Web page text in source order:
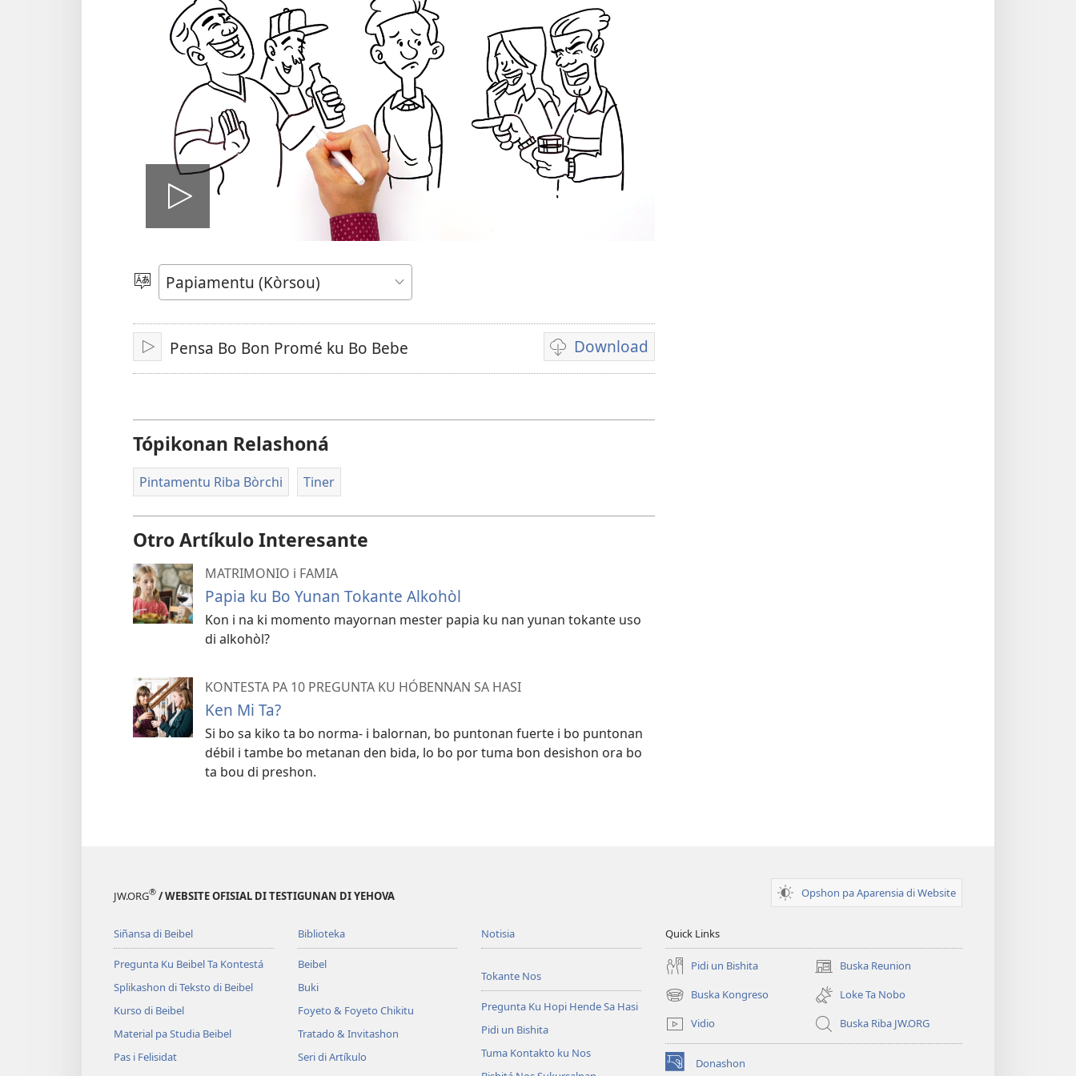
Pasa
vidio
Skohe
Idioma
PlayPensa Bo Bon Promé ku Bo Bebe Download
Opshon
pa
vidio
Tópikonan Relashoná
Pintamentu Riba Bòrchi Tiner
Otro Artíkulo Interesante
MATRIMONIO i FAMIA
Papia ku Bo Yunan Tokante Alkohòl
Kon i na ki momento mayornan mester papia ku nan yunan tokante uso
di alkohòl?
KONTESTA PA 10 PREGUNTA KU HÓBENNAN SA HASI
Ken Mi Ta?
Si bo sa kiko ta bo norma- i balornan, bo puntonan fuerte i bo puntonan
débil i tambe bo metanan den bida, lo bo por tuma bon desishon ora bo
ta bou di preshon.
JW.ORG® / WEBSITE OFISIAL DI TESTIGUNAN DI YEHOVA Opshon pa Aparensia di Website
Siñansa di Beibel
Pregunta Ku Beibel Ta Kontestá
Splikashon di Teksto di Beibel
Kurso di Beibel
Material pa Studia Beibel
Pas i Felisidat
Biblioteka
Beibel
Buki
Foyeto & Foyeto Chikitu
Tratado & Invitashon
Seri di Artíkulo
Notisia
Tokante Nos
Pregunta Ku Hopi Hende Sa Hasi
Pidi un Bishita
Tuma Kontakto ku Nos
Quick Links
Pidi un Bishita Buska Reunion
(opens
new
window)
Buska Kongreso
(opens
new
window)
Loke Ta Nobo
Vidio
Buska Riba JW.ORG
Donashon
(opens